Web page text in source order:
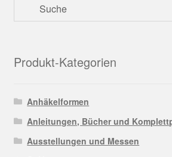
Produkt-Kategorien
Anhäkelformen
Anleitungen, Bücher und
Ausstellungen und Messen